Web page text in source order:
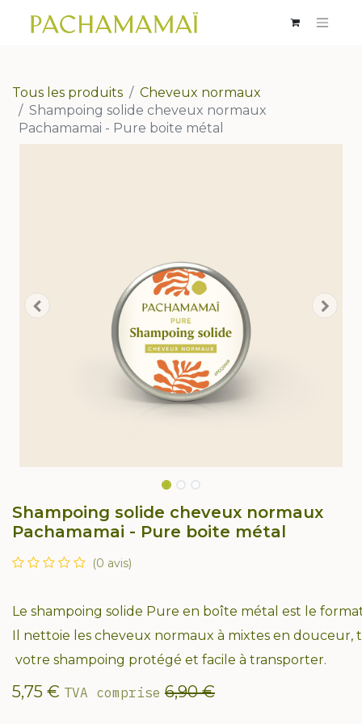
Tous les produits
Cheveux normaux
Shampoing solide cheveux normaux
Pachamamai - Pure boite métal
Shampoing solide cheveux normaux
Pachamamai - Pure boite métal
(0 avis)
Le shampoing solide Pure en boîte métal est le
Il nettoie les cheveux normaux à mixtes en douceur,
votre shampoing protégé et facile à transporter.
5,75 € TVA comprise 6,90€